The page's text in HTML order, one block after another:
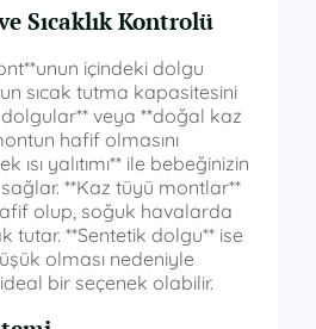
Sıcaklık Kontrolü
içindeki dolgu
sıcak tutma kapasitesini
dolgular** veya **doğal kaz
hafif olmasını
ısı yalıtımı** ile bebeğinizin
sağlar. **Kaz tüyü montlar**
olup, soğuk havalarda
tutar. **Sentetik dolgu** ise
olması nedeniyle
bir seçenek olabilir.